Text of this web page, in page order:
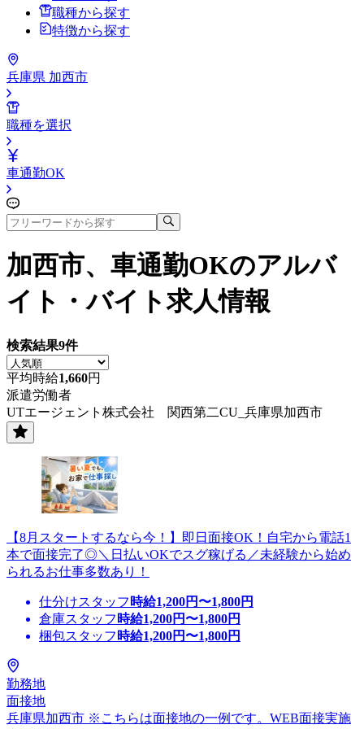
職種から探す
特徴から探す
兵庫県 加西市
職種を選択
車通勤OK
加西市、車通勤OKのアルバ
イト・バイト求人情報
検索結果9件
平均時給1,660円
派遣労働者
UTエージェント株式会社 関西第二CU_兵庫県加西市
【8月スタートするなら今！】即日面接OK！自宅から電話1
本で面接完了◎＼日払いOKでスグ稼げる／未経験から始め
られるお仕事多数あり！
仕分けスタッフ 時給1,200円〜1,800円
倉庫スタッフ 時給1,200円〜1,800円
梱包スタッフ 時給1,200円〜1,800円
勤務地
面接地
兵庫県加西市 ※こちらは面接地の一例です。WEB面接実施